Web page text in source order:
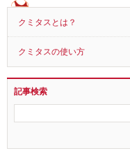
クミタスとは？
クミタスの使い方
記事検索